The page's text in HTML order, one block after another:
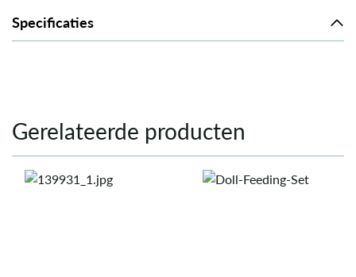
Specificaties
Gerelateerde producten